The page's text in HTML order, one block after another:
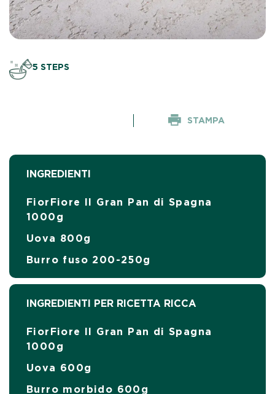
5 STEPS
STAMPA
INGREDIENTI
FiorFiore Il Gran Pan di Spagna
1000g
Uova 800g
Burro fuso 200-250g
INGREDIENTI PER RICETTA RICCA
FiorFiore Il Gran Pan di Spagna
1000g
Uova 600g
Burro morbido 600g